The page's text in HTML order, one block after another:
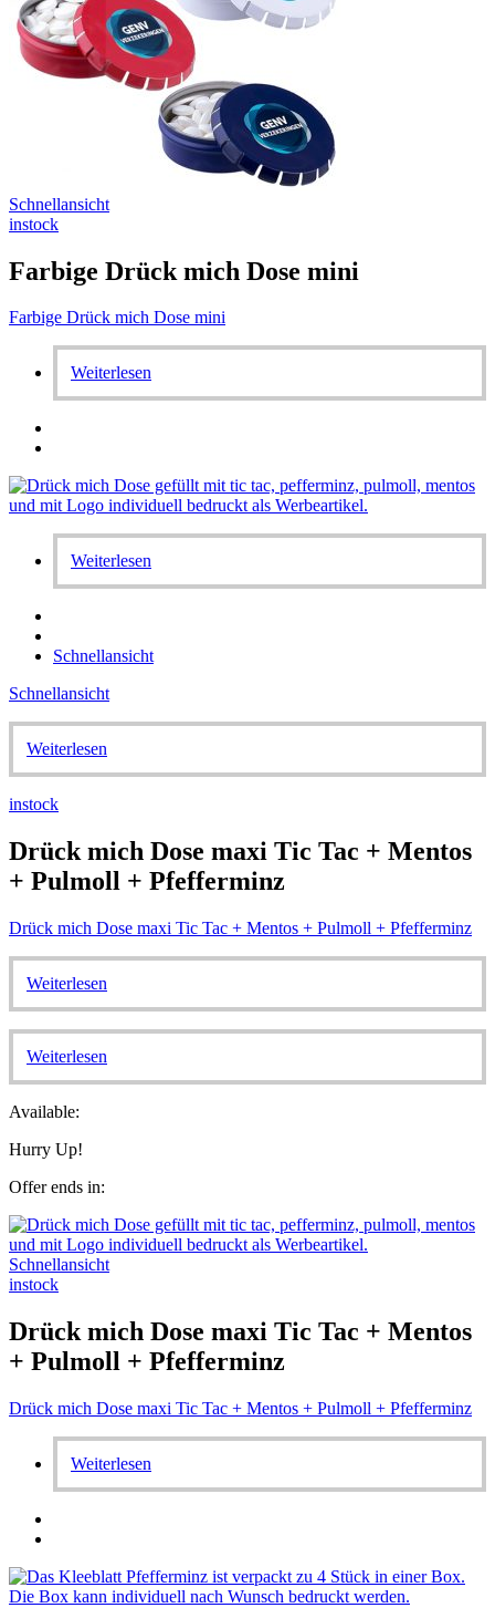
Schnellansicht
instock
Farbige Drück mich Dose mini
Farbige Drück mich Dose mini
Weiterlesen
Weiterlesen
Schnellansicht
Schnellansicht
Weiterlesen
instock
Drück mich Dose maxi Tic Tac + Mentos
+ Pulmoll + Pfefferminz
Drück mich Dose maxi Tic Tac + Mentos + Pulmoll + Pfefferminz
Weiterlesen
Weiterlesen
Available:
Hurry Up!
Offer ends in:
Schnellansicht
instock
Drück mich Dose maxi Tic Tac + Mentos
+ Pulmoll + Pfefferminz
Drück mich Dose maxi Tic Tac + Mentos + Pulmoll + Pfefferminz
Weiterlesen